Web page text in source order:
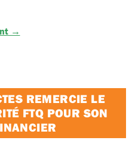
→
REMERCIE LE
FTQ POUR SON